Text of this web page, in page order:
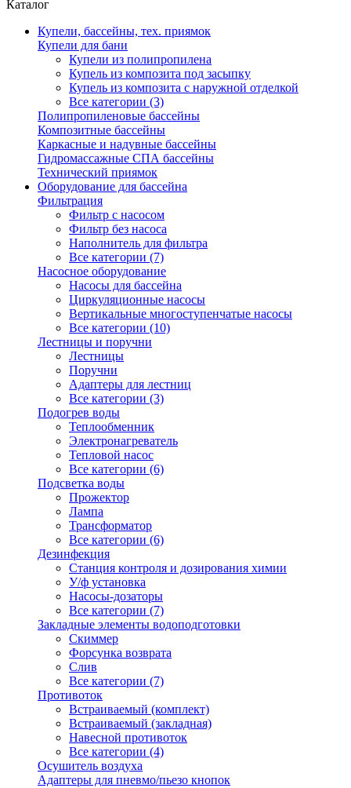
Каталог
Купели, бассейны, тех. приямок
Купели для бани
Купели из полипропилена
Купель из композита под засыпку
Купель из композита с наружной отделкой
Все категории (3)
Полипропиленовые бассейны
Композитные бассейны
Каркасные и надувные бассейны
Гидромассажные СПА бассейны
Технический приямок
Оборудование для бассейна
Фильтрация
Фильтр с насосом
Фильтр без насоса
Наполнитель для фильтра
Все категории (7)
Насосное оборудование
Насосы для бассейна
Циркуляционные насосы
Вертикальные многоступенчатые насосы
Все категории (10)
Лестницы и поручни
Лестницы
Поручни
Адаптеры для лестниц
Все категории (3)
Подогрев воды
Теплообменник
Электронагреватель
Тепловой насос
Все категории (6)
Подсветка воды
Прожектор
Лампа
Трансформатор
Все категории (6)
Дезинфекция
Станция контроля и дозирования химии
У/ф установка
Насосы-дозаторы
Все категории (7)
Закладные элементы водоподготовки
Скиммер
Форсунка возврата
Слив
Все категории (7)
Противоток
Встраиваемый (комплект)
Встраиваемый (закладная)
Навесной противоток
Все категории (4)
Осушитель воздуха
Адаптеры для пневмо/пьезо кнопок